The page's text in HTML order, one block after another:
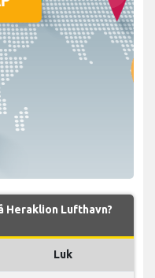
Heraklion Lufthavn?
Luk